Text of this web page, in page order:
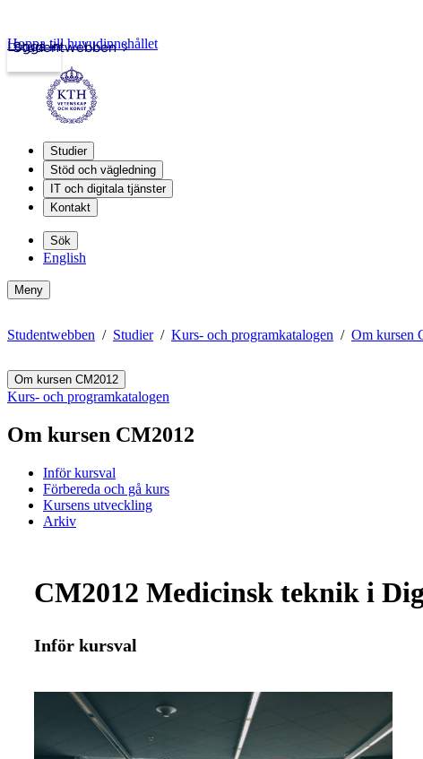
Studentwebben
Logga in
Hoppa till huvudinnehållet
Studier
Stöd och vägledning
IT och digitala tjänster
Kontakt
Sök
English
Meny
Studentwebben Studier Kurs- och programkatalogen Om kursen
Om kursen CM2012
Kurs- och programkatalogen
Om kursen CM2012
Inför kursval
Förbereda och gå kurs
Kursens utveckling
Arkiv
CM2012 Medicinsk teknik i
Inför kursval